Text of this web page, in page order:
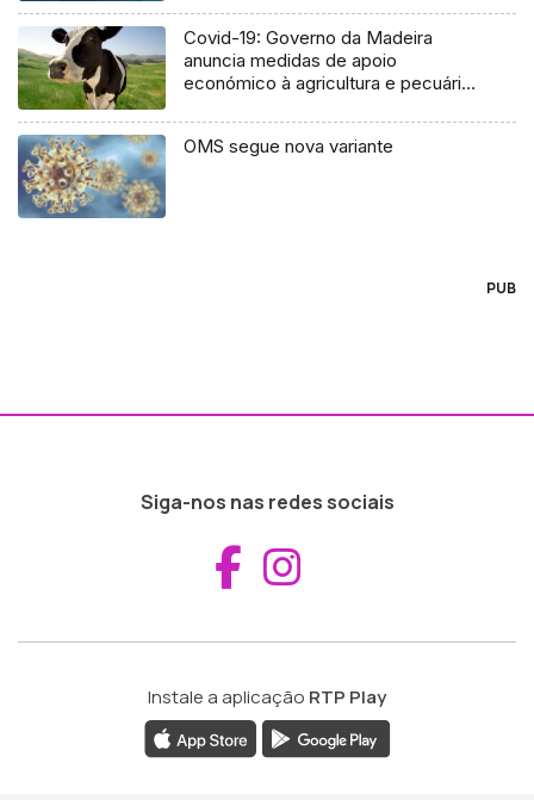
Covid-19: Governo da Madeira
anuncia medidas de apoio
económico à agricultura e pecuária
OMS segue nova variante
PUB
Siga-nos nas redes sociais
Aceder ao
Instale a aplicação RTP Play